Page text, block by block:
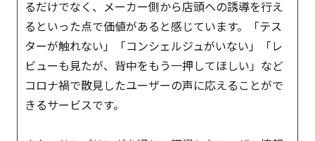
るだけでなく、メーカー側から店頭への誘導を行え
るといった点で価値があると感じています。「テス
ターが触れない」「コンシェルジュがいない」「レ
ビューも見たが、背中をもう一押してほしい」など
コロナ禍で散見したユーザーの声に応えることがで
きるサービスです。